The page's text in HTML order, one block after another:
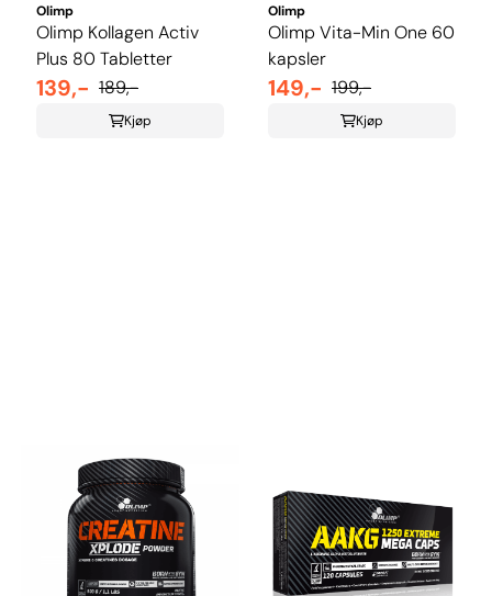
Olimp
Olimp Kollagen Activ
Plus 80 Tabletter
139,- 189,-
Kjøp
Olimp
Olimp Vita-Min One 60
kapsler
149,- 199,-
Kjøp